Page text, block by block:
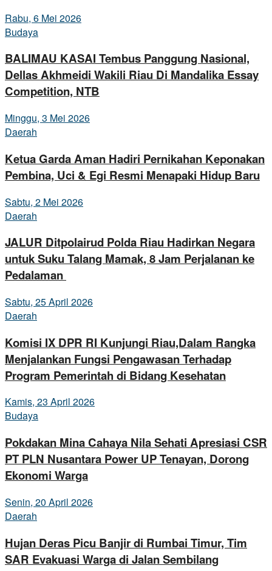
Rabu, 6 Mei 2026
Budaya
BALIMAU KASAI Tembus Panggung Nasional,
Dellas Akhmeidi Wakili Riau Di Mandalika Essay
Competition, NTB
Minggu, 3 Mei 2026
Daerah
Ketua Garda Aman Hadiri Pernikahan Keponakan
Pembina, Uci & Egi Resmi Menapaki Hidup Baru
Sabtu, 2 Mei 2026
Daerah
JALUR Ditpolairud Polda Riau Hadirkan Negara
untuk Suku Talang Mamak, 8 Jam Perjalanan ke
Pedalaman
Sabtu, 25 April 2026
Daerah
Komisi IX DPR RI Kunjungi Riau,Dalam Rangka
Menjalankan Fungsi Pengawasan Terhadap
Program Pemerintah di Bidang Kesehatan
Kamis, 23 April 2026
Budaya
Pokdakan Mina Cahaya Nila Sehati Apresiasi CSR
PT PLN Nusantara Power UP Tenayan, Dorong
Ekonomi Warga
Senin, 20 April 2026
Daerah
Hujan Deras Picu Banjir di Rumbai Timur, Tim
SAR Evakuasi Warga di Jalan Sembilang